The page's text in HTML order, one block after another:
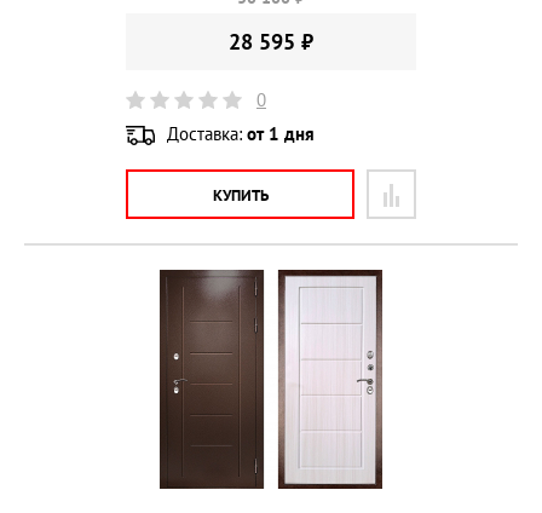
28 595 ₽
0
Доставка: от 1 дня
КУПИТЬ